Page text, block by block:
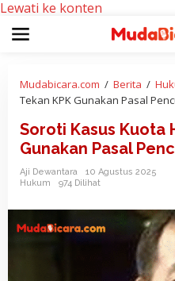
Lewati ke konten
Mudabicara.com / Berita /
Tekan KPK Gunakan Pasal
Soroti Kasus Kuota
Gunakan Pasal
Aji Dewantara
10 Agustus 2025
Hukum
974 Dilihat